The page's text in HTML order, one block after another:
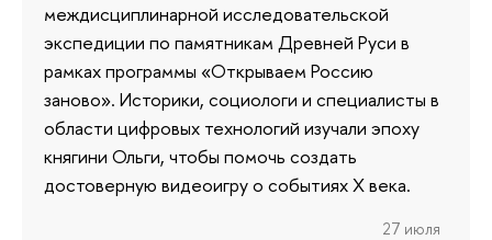
междисциплинарной исследовательской
экспедиции по памятникам Древней Руси в
рамках программы «Открываем Россию
заново». Историки, социологи и специалисты в
области цифровых технологий изучали эпоху
княгини Ольги, чтобы помочь создать
достоверную видеоигру о событиях X века.
27 июля